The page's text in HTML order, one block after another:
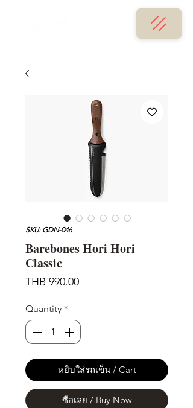
SKU: GDN-046
Barebones Hori Hori
Classic
THB 990.00Price
Quantity *
หยิบใส่รถเข็น / Cart
ซื้อเลย / Buy Now